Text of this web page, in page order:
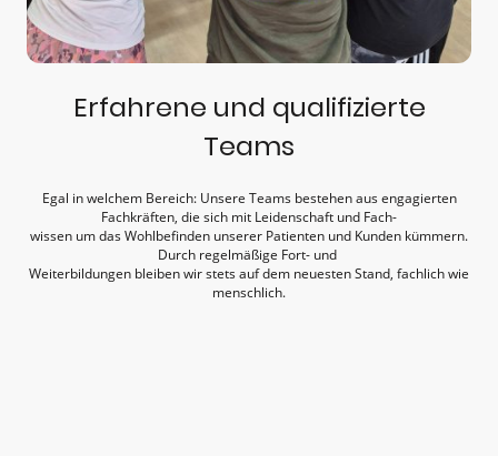
Erfahrene und qualifizierte
Teams
Egal in welchem Bereich: Unsere Teams bestehen aus engagierten
Fachkräften, die sich mit Leidenschaft und Fach-
wissen um das Wohlbefinden unserer Patienten und Kunden kümmern.
Durch regelmäßige Fort- und
Weiterbildungen bleiben wir stets auf dem neuesten Stand, fachlich wie
menschlich.